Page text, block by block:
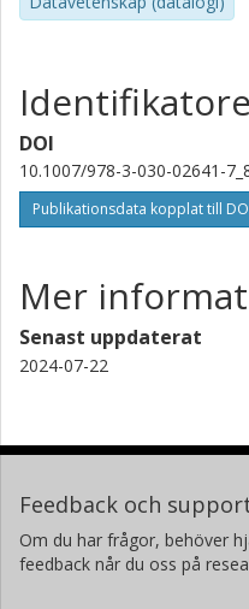
DOI
10.1007/978-3-030-02641-
Publikationsdata kopplat till
Mer
Senast uppdaterat
2024-07-22
Feedback och
Om du har frågor, behöver
feedback når du oss på